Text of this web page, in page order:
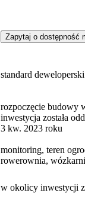
Zapytaj o dostępność
standard deweloperski
rozpoczęcie budowy
inwestycja została
3 kw. 2023 roku
monitoring, teren
rowerownia,
w okolicy inwestycji